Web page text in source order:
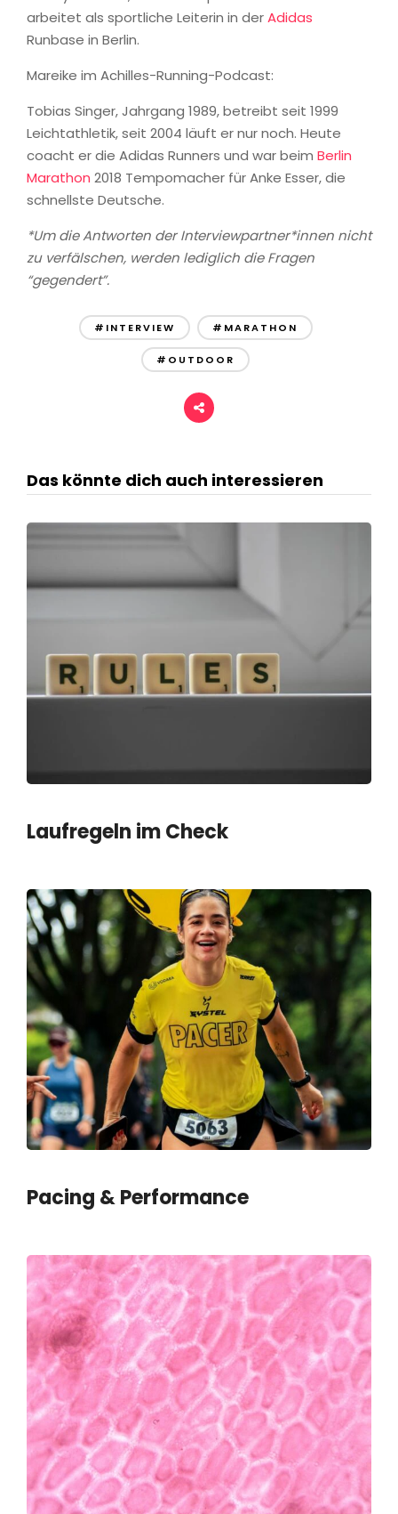
arbeitet als sportliche Leiterin in derAdidas
Runbase in Berlin.
Mareike im Achilles-Running-Podcast:
Tobias Singer, Jahrgang 1989, betreibt seit 1999
Leichtathletik, seit 2004 läuft er nur noch. Heute
coacht er die Adidas Runners und war beim Berlin
Marathon 2018 Tempomacher für Anke Esser, die
schnellste Deutsche.
*Um die Antworten der Interviewpartner*innen nicht
zu verfälschen, werden lediglich die Fragen
“gegendert”.
#INTERVIEW #MARATHON
#OUTDOOR
Das könnte dich auch interessieren
Laufregeln im Check
Pacing & Performance